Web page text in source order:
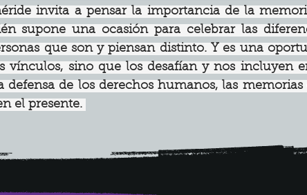
invita a pensar la importancia de la
supone una ocasión para celebrar las
que son y piensan distinto. Y es una
vínculos, sino que los desafían y nos incluyen
de los derechos humanos, las memorias
el presente.